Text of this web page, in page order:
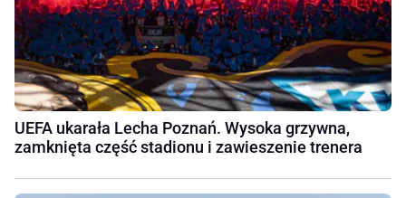
UEFA ukarała Lecha Poznań. Wysoka grzywna,
zamknięta część stadionu i zawieszenie trenera